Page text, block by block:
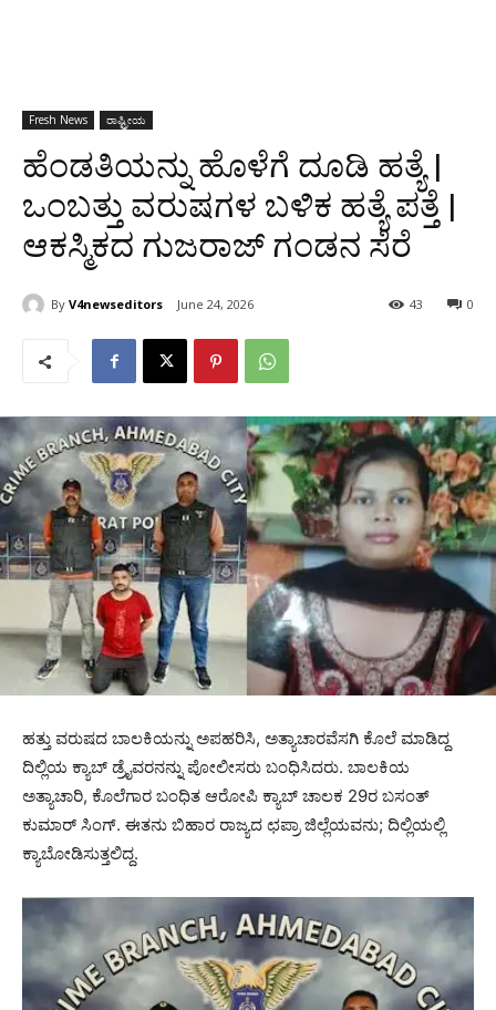
Fresh News ರಾಷ್ಟ್ರೀಯ
ಹೆಂಡತಿಯನ್ನು ಹೊಳೆಗೆ ದೂಡಿ ಹತ್ಯೆ |
ಒಂಬತ್ತು ವರುಷಗಳ ಬಳಿಕ ಹತ್ಯೆ ಪತ್ತೆ |
ಆಕಸ್ಮಿಕದ ಗುಜರಾಜ್ ಗಂಡನ ಸೆರೆ
By V4newseditors June 24, 2026 0
43
ಹತ್ತು ವರುಷದ ಬಾಲಕಿಯನ್ನು ಅಪಹರಿಸಿ, ಅತ್ಯಾಚಾರವೆಸಗಿ ಕೊಲೆ ಮಾಡಿದ್ದ
ದಿಲ್ಲಿಯ ಕ್ಯಾಬ್ ಡ್ರೈವರನನ್ನು ಪೋಲೀಸರು ಬಂಧಿಸಿದರು. ಬಾಲಕಿಯ
ಅತ್ಯಾಚಾರಿ, ಕೊಲೆಗಾರ ಬಂಧಿತ ಆರೋಪಿ ಕ್ಯಾಬ್ ಚಾಲಕ 29ರ ಬಸಂತ್
ಕುಮಾರ್ ಸಿಂಗ್. ಈತನು ಬಿಹಾರ ರಾಜ್ಯದ ಛಪ್ರಾ ಜಿಲ್ಲೆಯವನು; ದಿಲ್ಲಿಯಲ್ಲಿ
ಕ್ಯಾಬೋಡಿಸುತ್ತಲಿದ್ದ.